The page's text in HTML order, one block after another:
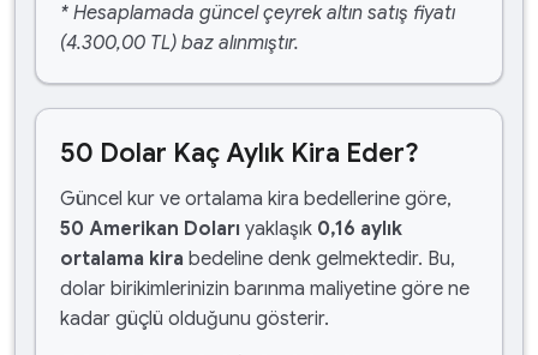
* Hesaplamada güncel çeyrek altın satış fiyatı
(4.300,00 TL) baz alınmıştır.
50 Dolar Kaç Aylık Kira Eder?
Güncel kur ve ortalama kira bedellerine göre,
50 Amerikan Doları yaklaşık 0,16 aylık
ortalama kira bedeline denk gelmektedir. Bu,
dolar birikimlerinizin barınma maliyetine göre ne
kadar güçlü olduğunu gösterir.